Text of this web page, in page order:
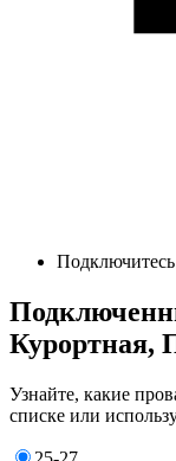
Курортная,
Узнайте, какие
списке или